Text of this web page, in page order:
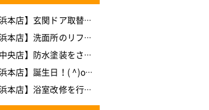
【新居浜本店】玄関ドア取替工事(*^-^*)
【新居浜本店】洗面所のリフォームを行いました。
【四国中央店】防水塗装をさせて頂きました。
【新居浜本店】誕生日！( ^)o(^ )
【新居浜本店】浴室改修を行いました。